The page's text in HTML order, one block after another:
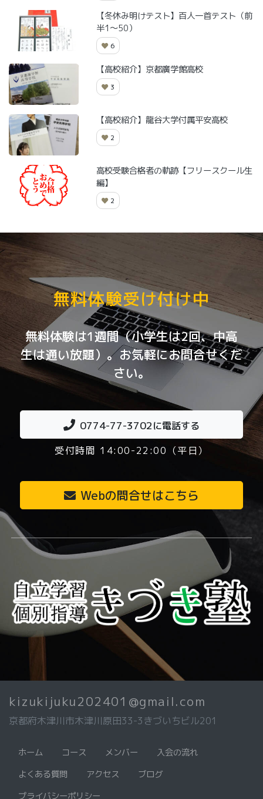
【冬休み明けテスト】百人一首テスト（前
半1～50）
6
【高校紹介】京都廣学館高校
3
【高校紹介】龍谷大学付属平安高校
2
高校受験合格者の軌跡【フリースクール生
編】
2
無料体験受け付け中
無料体験は1週間（小学生は2回、中高
生は通い放題）。お気軽にお問合せくだ
さい。
0774-77-3702に電話する
受付時間 14:00-22:00（平日）
Webの問合せはこちら
kizukijuku202401@gmail.com
京都府木津川市木津川原田33-3きづいちビル201
ホーム コース メンバー
入会の流れ
よくある質問
アクセス
ブログ
プライバシーポリシー